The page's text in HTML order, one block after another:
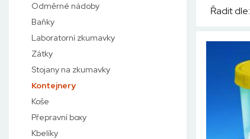
Odměrné nádoby
Baňky
Laboratorní zkumavky
Zátky
Stojany na zkumavky
Kontejnery
Koše
Přepravní boxy
Kbelíky
Řadit dle: